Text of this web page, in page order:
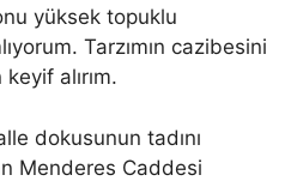
yüksek topuklu
Tarzımın cazibesini
alırım.
dokusunun tadını
Menderes Caddesi